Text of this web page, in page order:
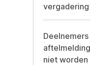
niet worden